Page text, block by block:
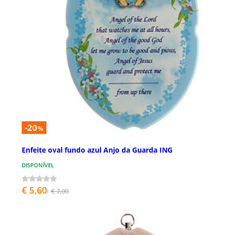
-20%
Enfeite oval fundo azul Anjo da Guarda ING
DISPONÍVEL
€ 5,60 € 7,00